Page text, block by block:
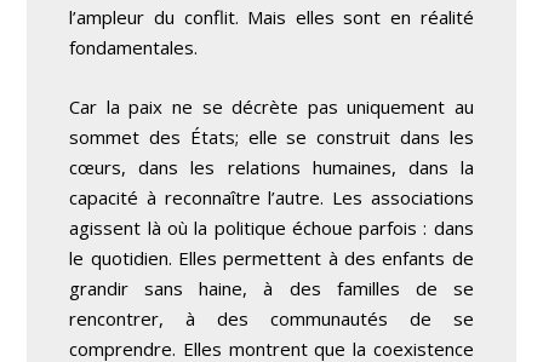
l’ampleur du conflit. Mais elles sont en réalité
fondamentales.
Car la paix ne se décrète pas uniquement au
sommet des États; elle se construit dans les
cœurs, dans les relations humaines, dans la
capacité à reconnaître l’autre. Les associations
agissent là où la politique échoue parfois : dans
le quotidien. Elles permettent à des enfants de
grandir sans haine, à des familles de se
rencontrer, à des communautés de se
comprendre. Elles montrent que la coexistence